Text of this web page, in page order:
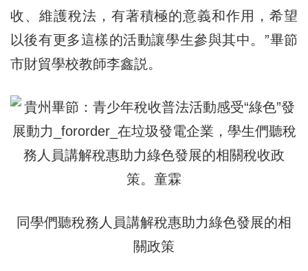
收、維護稅法，有著積極的意義和作用，希望
以後有更多這樣的活動讓學生參與其中。”畢節
市財貿學校教師李鑫説。
同學們聽稅務人員講解稅惠助力綠色發展的相
關政策